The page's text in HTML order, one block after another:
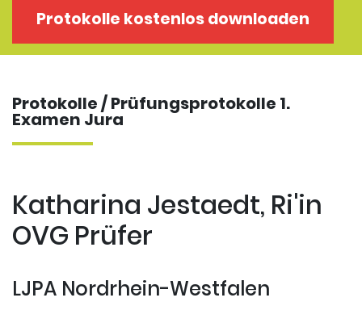
Protokolle kostenlos downloaden
Protokolle
Examensklausuren
Kostenloses
Repititorium
Protokolle / Prüfungsprotokolle 1.
Examen Jura
Katharina Jestaedt, Ri'in
OVG Prüfer
LJPA Nordrhein-Westfalen